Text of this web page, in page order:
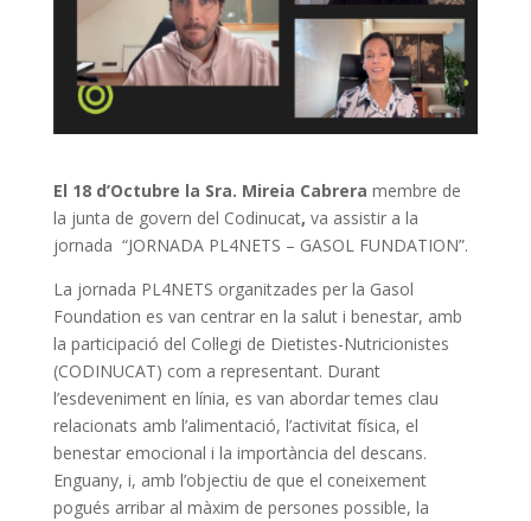
El 18 d’Octubre la Sra. Mireia Cabrera membre de
la junta de govern del Codinucat, va assistir a la
jornada “JORNADA PL4NETS – GASOL FUNDATION”.
La jornada PL4NETS organitzades per la Gasol
Foundation es van centrar en la salut i benestar, amb
la participació del Col·legi de Dietistes-Nutricionistes
(CODINUCAT) com a representant. Durant
l’esdeveniment en línia, es van abordar temes clau
relacionats amb l’alimentació, l’activitat física, el
benestar emocional i la importància del descans.
Enguany, i, amb l’objectiu de que el coneixement
pogués arribar al màxim de persones possible, la